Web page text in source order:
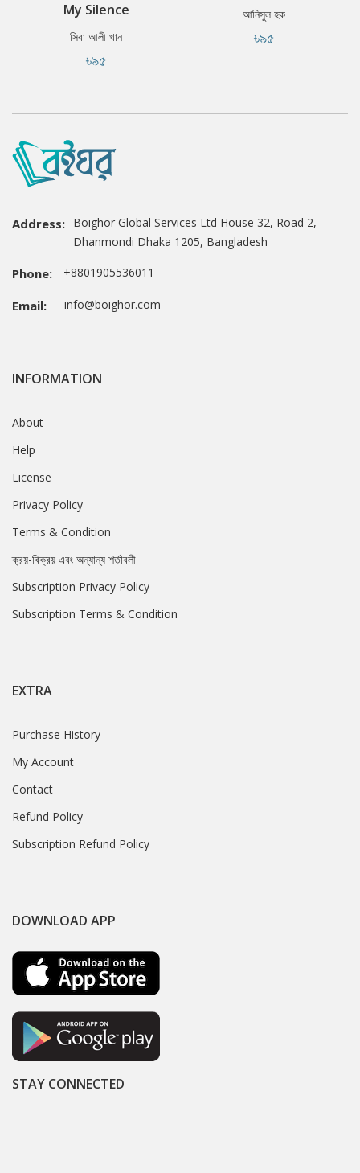
My Silence
সিবা আলী খান
৳৯৫
আনিসুল হক
৳৯৫
Address: Boighor Global Services Ltd House 32, Road 2,
Dhanmondi Dhaka 1205, Bangladesh
Phone: +8801905536011
Email: info@boighor.com
INFORMATION
About
Help
License
Privacy Policy
Terms & Condition
ক্রয়-বিক্রয় এবং অন্যান্য শর্তাবলী
Subscription Privacy Policy
Subscription Terms & Condition
EXTRA
Purchase History
My Account
Contact
Refund Policy
Subscription Refund Policy
DOWNLOAD APP
STAY CONNECTED